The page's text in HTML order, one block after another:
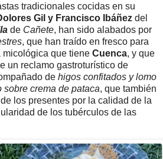
tradicionales cocidas en su
Gil y Francisco Ibáñez del
de Cañete, han sido alabados por
, que han traído en fresco para
micológica que tiene Cuenca, y que
un reclamo gastroturístico de
de higos confitados y lomo
crema de pataca, que también
los presentes por la calidad de la
de los tubérculos de las